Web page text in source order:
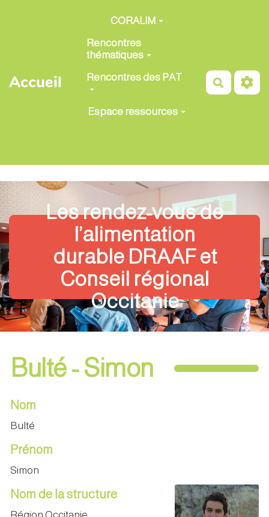
Aller au contenu principal
Accueil
CORALIM
Rencontres
thématiques
Rencontres des PAT
Espace ressources
Les rendez-vous de
l’alimentation
durable DRAAF et
Conseil régional
Occitanie
Bulté - Simon
Nom
Bulté
Prénom
Simon
Nom de la structure
Région Occitanie